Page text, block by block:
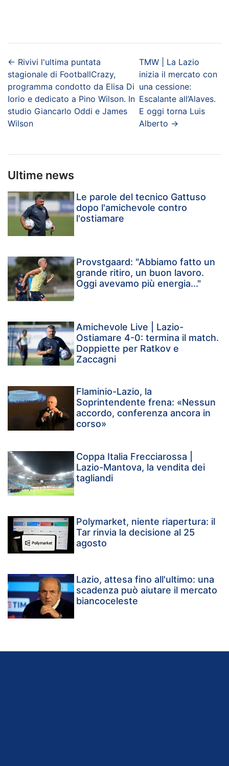
← Rivivi l'ultima puntata
stagionale di FootballCrazy,
programma condotto da Elisa Di
Iorio e dedicato a Pino Wilson. In
studio Giancarlo Oddi e James
Wilson
TMW | La Lazio
inizia il mercato con
una cessione:
Escalante all’Alaves.
E oggi torna Luis
Alberto →
Ultime news
Le parole del tecnico Gattuso
dopo l'amichevole contro
l'ostiamare
Provstgaard: "Abbiamo fatto un
grande ritiro, un buon lavoro.
Oggi avevamo più energia..."
Amichevole Live | Lazio-
Ostiamare 4-0: termina il match.
Doppiette per Ratkov e
Zaccagni
Flaminio-Lazio, la
Soprintendente frena: «Nessun
accordo, conferenza ancora in
corso»
Coppa Italia Frecciarossa |
Lazio-Mantova, la vendita dei
tagliandi
Polymarket, niente riapertura: il
Tar rinvia la decisione al 25
agosto
Lazio, attesa fino all'ultimo: una
scadenza può aiutare il mercato
biancoceleste